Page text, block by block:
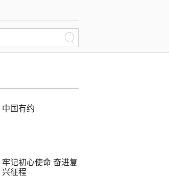
中国有约
牢记初心使命 奋进复
兴征程